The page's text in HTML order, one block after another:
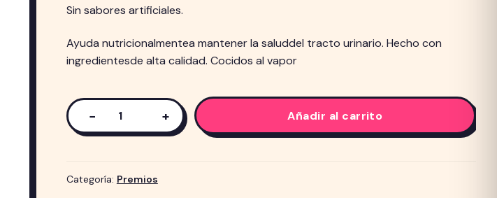
Sin sabores artificiales.
Ayuda nutricionalmentea mantener la saluddel tracto urinario. Hecho con
ingredientesde alta calidad. Cocidos al vapor
Sobre
Pescado
Souffle
− + Añadir al carrito
Categoría: Premios